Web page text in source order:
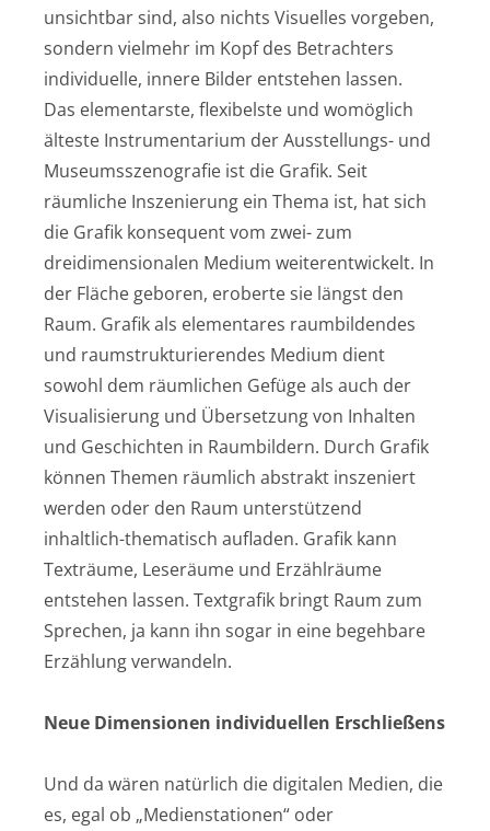
unsichtbar sind, also nichts Visuelles vorgeben,
sondern vielmehr im Kopf des Betrachters
individuelle, innere Bilder entstehen lassen.
Das elementarste, flexibelste und womöglich
älteste Instrumentarium der Ausstellungs- und
Museumsszenografie ist die Grafik. Seit
räumliche Inszenierung ein Thema ist, hat sich
die Grafik konsequent vom zwei- zum
dreidimensionalen Medium weiterentwickelt. In
der Fläche geboren, eroberte sie längst den
Raum. Grafik als elementares raumbildendes
und raumstrukturierendes Medium dient
sowohl dem räumlichen Gefüge als auch der
Visualisierung und Übersetzung von Inhalten
und Geschichten in Raumbildern. Durch Grafik
können Themen räumlich abstrakt inszeniert
werden oder den Raum unterstützend
inhaltlich-thematisch aufladen. Grafik kann
Texträume, Leseräume und Erzählräume
entstehen lassen. Textgrafik bringt Raum zum
Sprechen, ja kann ihn sogar in eine begehbare
Erzählung verwandeln.
Neue Dimensionen individuellen Erschließens
Und da wären natürlich die digitalen Medien, die
es, egal ob „Medienstationen“ oder